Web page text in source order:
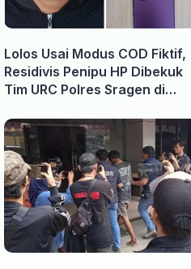
Lolos Usai Modus COD Fiktif,
Residivis Penipu HP Dibekuk
Tim URC Polres Sragen di